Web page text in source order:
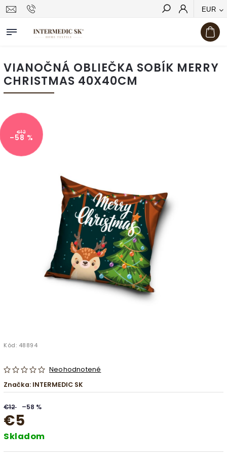
EUR
Hľadať
VIANOČNÁ OBLIEČKA SOBÍK MERRY
CHRISTMAS 40X40CM
€12
–58 %
Kód: 48894
Neohodnotené
Značka: INTERMEDIC SK
€12 –58 %
€5
Skladom